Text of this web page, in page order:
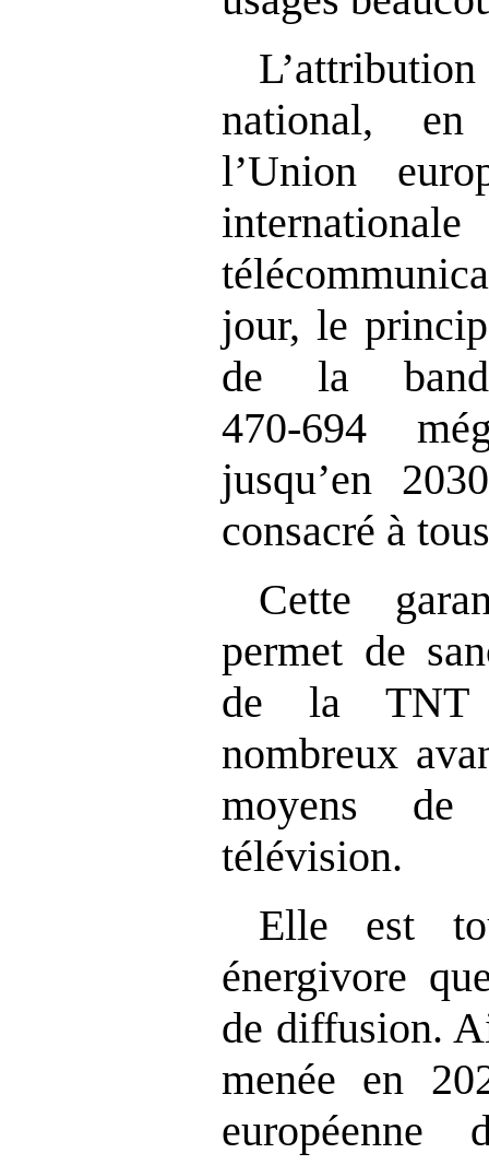
national, en
l’Union
jour, le
de la
470‑694
jusqu’en
consacré à
Cette
permet de
de la TNT
nombreux
moyens
télévision.
Elle est
énergivore
de diffusion.
menée en
européenne